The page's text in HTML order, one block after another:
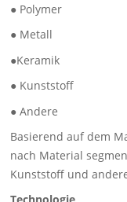
● Polymer
● Metall
●Keramik
● Kunststoff
● Andere
Basierend auf dem
nach Material
Kunststoff und